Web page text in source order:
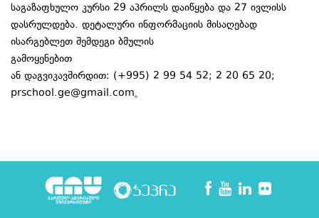
საგაზაფხულო კურსი 29 აპრილს დაიწყება და 27 ივლისს
დასრულდება. დეტალური ინფორმაციის მისაღებად
ისარგებლეთ შემდეგი ბმულის
გამოყენებით
ან დაგვიკავშირდით: (+995) 2 99 54 52; 2 20 65 20;
prschool.ge@gmail.com.